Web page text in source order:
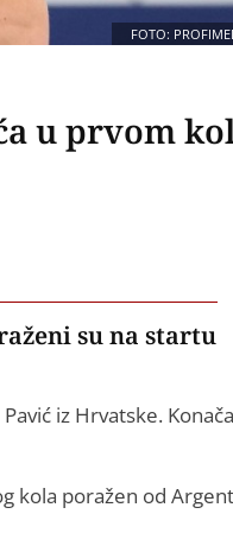
FOTO:
u prvom
su na startu
iz Hrvatske.
kola poražen od